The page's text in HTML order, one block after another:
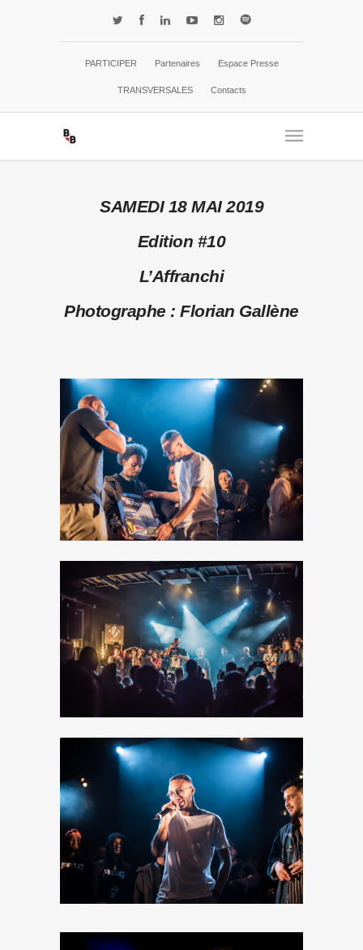
PARTICIPER Partenaires Espace Presse
TRANSVERSALES Contacts
SAMEDI 18 MAI 2019
Edition #10
L’Affranchi
Photographe : Florian Gallène